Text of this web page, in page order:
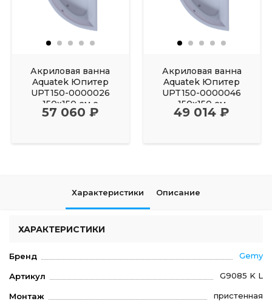
Акриловая ванна
Aquatek Юпитер
UPT150-0000026
150х150 см с
фронтальным
57 060 ₽
Акриловая ванна
Aquatek Юпитер
UPT150-0000046
150х150 см
49 014 ₽
Характеристики Описание
ХАРАКТЕРИСТИКИ
Бренд Gemy
Артикул G9085 K L
Монтаж пристенная